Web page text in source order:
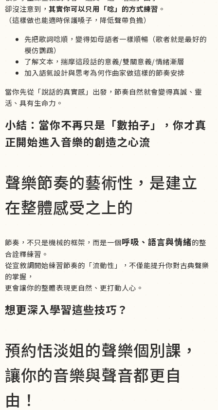
卻沒注意到， 其實你可以只用「唸」的方式練習 。
（這樣做也能適時保護嗓子，降低聲帶負擔）
先把歌詞唸順，變得如母語者一樣順暢（歌者就是最好的
模仿鸚鵡）
了解文本，揣摩這段話的意義/雙關意義/情緒漸層
加入語氣設計與思考為何作曲家做這樣的節奏安排
當你先從「說話的真實感」出發，節奏自然就會變得真誠、靈
活、具有生命力。
小結：當你不再只是「數拍子」，你才真
正開始進入音樂的創造之心流
聲樂節奏的藝術性，是建立
在整體感受之上的
節奏，不只是機械的框架，而是一個呼吸、語言與情緒的整
合詮釋練習。
從宣敘調開始練習節奏的「流動性」，不僅能提升你對古典聲樂
的掌握，
更會讓你的整體表現更自然、更打動人心。
想更深入學習這些技巧？
預約恬淡姐的聲樂個別課，
讓你的音樂與聲音都更自
由！